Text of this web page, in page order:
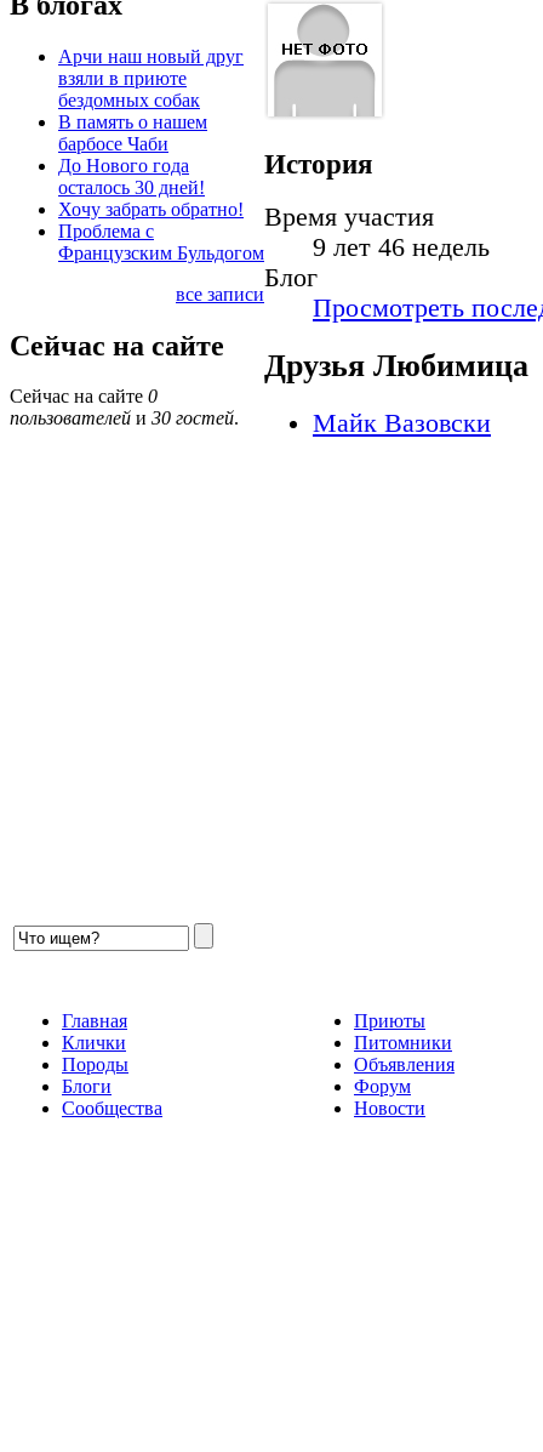
Арчи наш новый друг
взяли в приюте
бездомных собак
В память о нашем
барбосе Чаби
До Нового года
осталось 30 дней!
Хочу забрать обратно!
Проблема с
Французским Бульдогом
все записи
Сейчас на сайте
Сейчас на сайте 0
пользователей и 30 гостей.
История
Время участия
9 лет 46 недель
Блог
Просмотреть
Друзья Любимица
Майк Вазовски
Главная
Клички
Породы
Блоги
Сообщества
Приюты
Питомники
Объявления
Форум
Новости